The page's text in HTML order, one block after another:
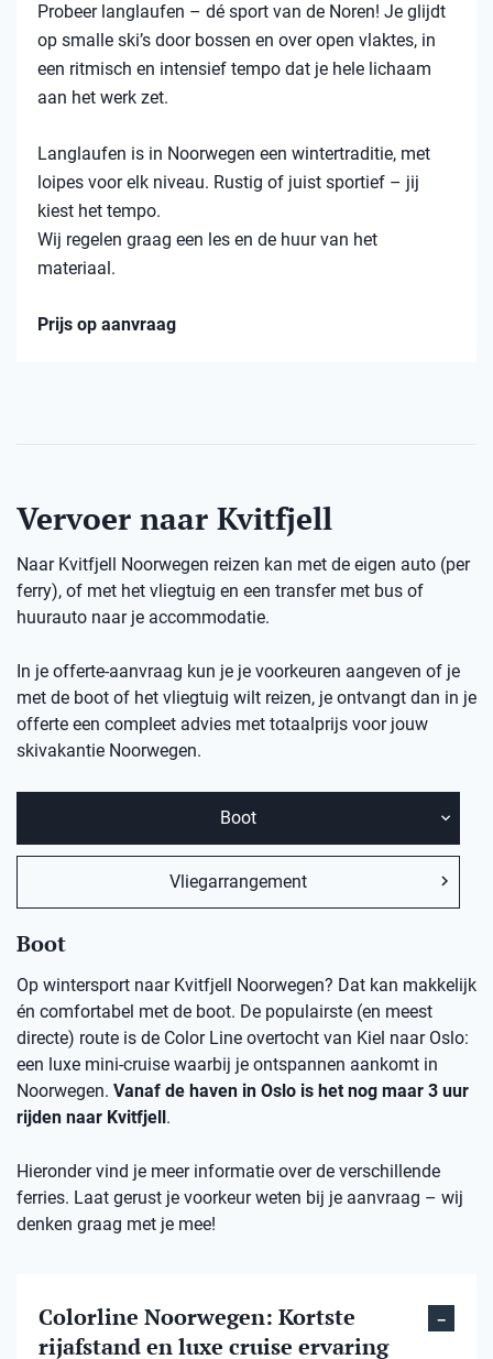
Probeer langlaufen – dé sport van de Noren! Je glijdt
op smalle ski’s door bossen en over open vlaktes, in
een ritmisch en intensief tempo dat je hele lichaam
aan het werk zet.
Langlaufen is in Noorwegen een wintertraditie, met
loipes voor elk niveau. Rustig of juist sportief – jij
kiest het tempo.
Wij regelen graag een les en de huur van het
materiaal.
Prijs op aanvraag
Vervoer naar Kvitfjell
Naar Kvitfjell Noorwegen reizen kan met de eigen auto (per
ferry), of met het vliegtuig en een transfer met bus of
huurauto naar je accommodatie.
In je offerte-aanvraag kun je je voorkeuren aangeven of je
met de boot of het vliegtuig wilt reizen, je ontvangt dan in je
offerte een compleet advies met totaalprijs voor jouw
skivakantie Noorwegen.
Boot
Vliegarrangement
Boot
Op wintersport naar Kvitfjell Noorwegen? Dat kan makkelijk
én comfortabel met de boot. De populairste (en meest
directe) route is de Color Line overtocht van Kiel naar Oslo:
een luxe mini-cruise waarbij je ontspannen aankomt in
Noorwegen. Vanaf de haven in Oslo is het nog maar 3 uur
rijden naar Kvitfjell.
Hieronder vind je meer informatie over de verschillende
ferries. Laat gerust je voorkeur weten bij je aanvraag – wij
denken graag met je mee!
Colorline Noorwegen: Kortste
rijafstand en luxe cruise ervaring